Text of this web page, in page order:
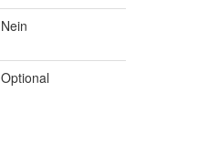
Nein
Optional